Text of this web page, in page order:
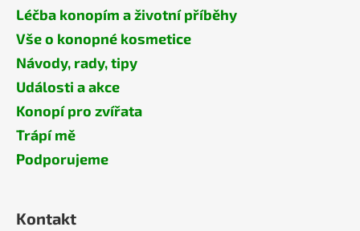
Léčba konopím a životní příběhy
Vše o konopné kosmetice
Návody, rady, tipy
Události a akce
Konopí pro zvířata
Trápí mě
Podporujeme
Kontakt